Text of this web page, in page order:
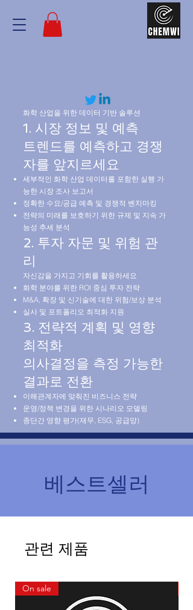
화학 산업을 위한 데이터 기반 솔루션
1. 시장 정보 및 예측
트렌드를 예측하고 경쟁
자를 앞지르세요
세부적인 화학 산업 데이터를 포함한 실행 가
능한 시장 조사 보고서
정확한 수요/공급 예측 및 경쟁적 벤치마킹
전략의 미래를 보호하기 위한 규제 및 지속 가
능성 추세 분석
2. 투자 자문 및 위험 관
리
자신감을 가지고 기회를 활용하세요
화학 분야를 위한 ROI 중심 투자 전략
M&A, 확장 및 신기술에 대한 위험/보상 분석
실사 및 포트폴리오 최적화 지원
3. 전략적 계획 및 영향
최적화
의사결정을 측정 가능한
결과로 전환
이해관계자에 맞춰진 비즈니스 전략
운영/정책 변경을 위한 시나리오 모델링
종단간 영향 평가(재무, ESG, 공급망)
베스트셀러
관련 제품
On sale